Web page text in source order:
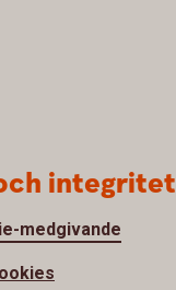
integritet
medgivande